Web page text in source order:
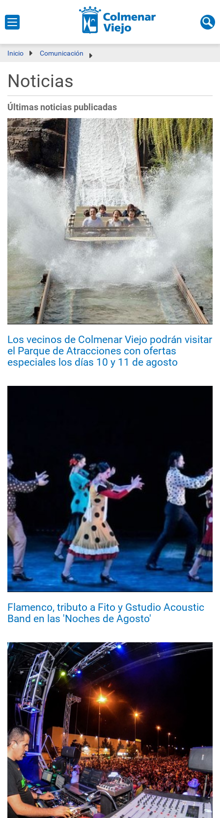
Inicio Comunicación
Noticias
Últimas noticias publicadas
Los vecinos de Colmenar Viejo podrán visitar
el Parque de Atracciones con ofertas
especiales los días 10 y 11 de agosto
Flamenco, tributo a Fito y Gstudio Acoustic
Band en las 'Noches de Agosto'